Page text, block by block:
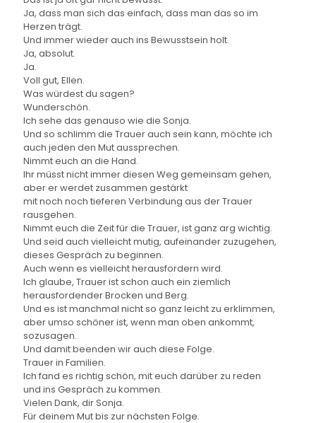
Ja, dass man sich das einfach, dass man das so im
Herzen trägt.
Und immer wieder auch ins Bewusstsein holt.
Ja, absolut.
Ja.
Voll gut, Ellen.
Was würdest du sagen?
Wunderschön.
Ich sehe das genauso wie die Sonja.
Und so schlimm die Trauer auch sein kann, möchte ich
auch jeden den Mut aussprechen.
Nimmt euch an die Hand.
Ihr müsst nicht immer diesen Weg gemeinsam gehen,
aber er werdet zusammen gestärkt
mit noch noch tieferen Verbindung aus der Trauer
rausgehen.
Nimmt euch die Zeit für die Trauer, ist ganz arg wichtig.
Und seid auch vielleicht mutig, aufeinander zuzugehen,
dieses Gespräch zu beginnen.
Auch wenn es vielleicht herausfordern wird.
Ich glaube, Trauer ist schon auch ein ziemlich
herausfordender Brocken und Berg.
Und es ist manchmal nicht so ganz leicht zu erklimmen,
aber umso schöner ist, wenn man oben ankommt,
sozusagen.
Und damit beenden wir auch diese Folge.
Trauer in Familien.
Ich fand es richtig schön, mit euch darüber zu reden
und ins Gespräch zu kommen.
Vielen Dank, dir Sonja.
Für deinem Mut bis zur nächsten Folge.